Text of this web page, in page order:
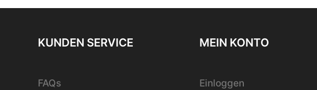
KUNDEN SERVICE
FAQs
MEIN KONTO
Einloggen